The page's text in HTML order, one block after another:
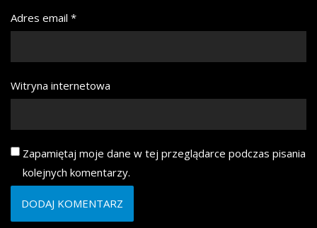
Adres email *
Witryna internetowa
Zapamiętaj moje dane w tej przeglądarce podczas pisania
kolejnych komentarzy.